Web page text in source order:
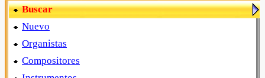
Buscar
Nuevo
Organistas
Compositores